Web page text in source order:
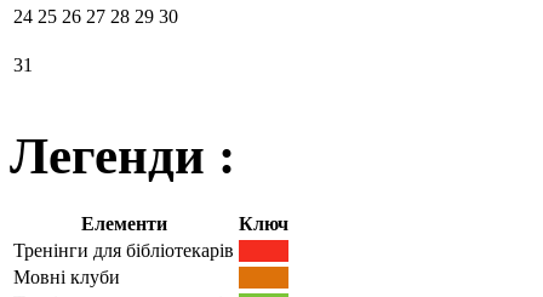
24 25 26 27 28 29 30
31
Легенди :
Елементи
Ключ
Тренінги для бібліотекарів
Мовні клуби